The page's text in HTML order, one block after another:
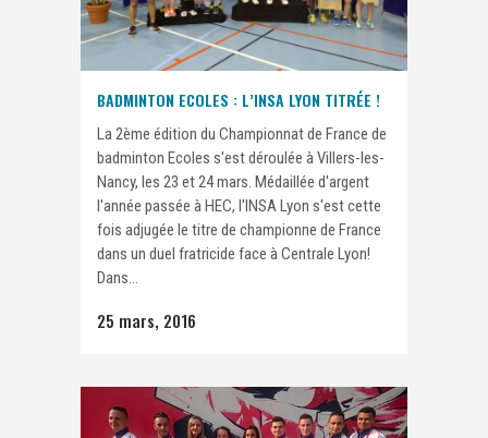
BADMINTON ECOLES : L’INSA LYON TITRÉE !
La 2ème édition du Championnat de France de
badminton Ecoles s'est déroulée à Villers-les-
Nancy, les 23 et 24 mars. Médaillée d'argent
l'année passée à HEC, l'INSA Lyon s'est cette
fois adjugée le titre de championne de France
dans un duel fratricide face à Centrale Lyon!
Dans...
25 mars, 2016